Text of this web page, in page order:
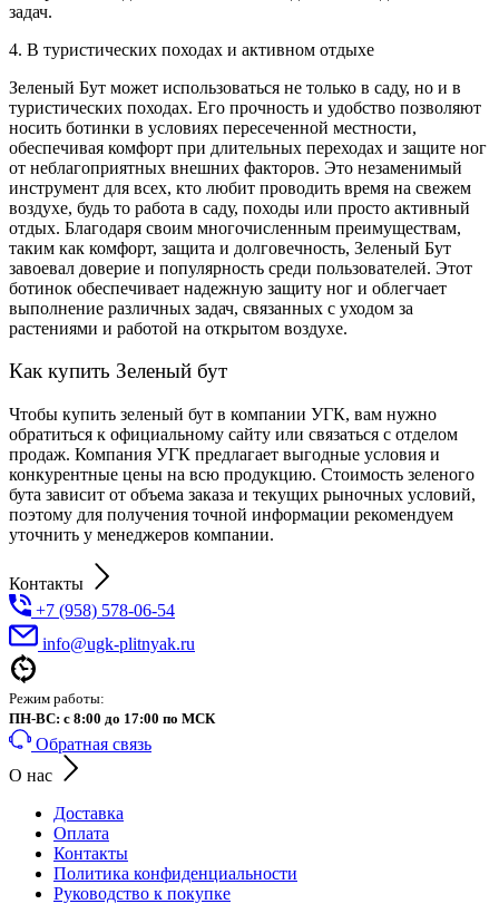
задач.
4. В туристических походах и активном отдыхе
Зеленый Бут может использоваться не только в саду, но и в
туристических походах. Его прочность и удобство позволяют
носить ботинки в условиях пересеченной местности,
обеспечивая комфорт при длительных переходах и защите ног
от неблагоприятных внешних факторов. Это незаменимый
инструмент для всех, кто любит проводить время на свежем
воздухе, будь то работа в саду, походы или просто активный
отдых. Благодаря своим многочисленным преимуществам,
таким как комфорт, защита и долговечность, Зеленый Бут
завоевал доверие и популярность среди пользователей. Этот
ботинок обеспечивает надежную защиту ног и облегчает
выполнение различных задач, связанных с уходом за
растениями и работой на открытом воздухе.
Как купить Зеленый бут
Чтобы купить зеленый бут в компании УГК, вам нужно
обратиться к официальному сайту или связаться с отделом
продаж. Компания УГК предлагает выгодные условия и
конкурентные цены на всю продукцию. Стоимость зеленого
бута зависит от объема заказа и текущих рыночных условий,
поэтому для получения точной информации рекомендуем
уточнить у менеджеров компании.
Контакты
+7 (958) 578-06-54
info@ugk-plitnyak.ru
Режим работы:
ПН-ВС: с 8:00 до 17:00 по МСК
Обратная связь
О нас
Доставка
Оплата
Контакты
Политика конфиденциальности
Руководство к покупке